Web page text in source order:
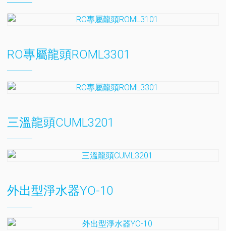
RO專屬龍頭ROML3301
三溫龍頭CUML3201
外出型淨水器YO-10